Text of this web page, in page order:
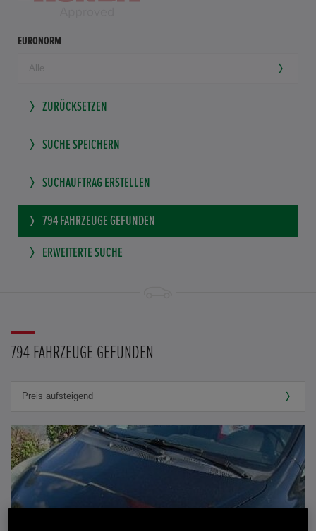
EURONORM
ZURÜCKSETZEN
SUCHE SPEICHERN
SUCHAUFTRAG ERSTELLEN
794 FAHRZEUGE GEFUNDEN
ERWEITERTE SUCHE
794 FAHRZEUGE GEFUNDEN